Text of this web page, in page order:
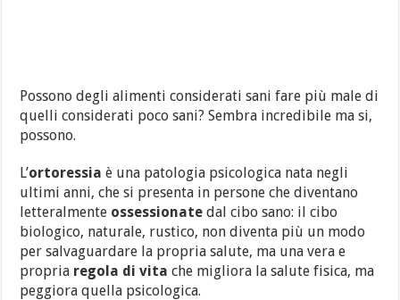
Possono degli alimenti considerati sani fare più male di
quelli considerati poco sani? Sembra incredibile ma si,
possono.
L’ortoressiaè una patologia psicologica nata negli
ultimi anni, che si presenta in persone che diventano
letteralmente ossessionatedal cibo sano: il cibo
biologico, naturale, rustico, non diventa più un modo
per salvaguardare la propria salute, ma una vera e
propria regola di vitache migliora la salute fisica, ma
peggiora quella psicologica.